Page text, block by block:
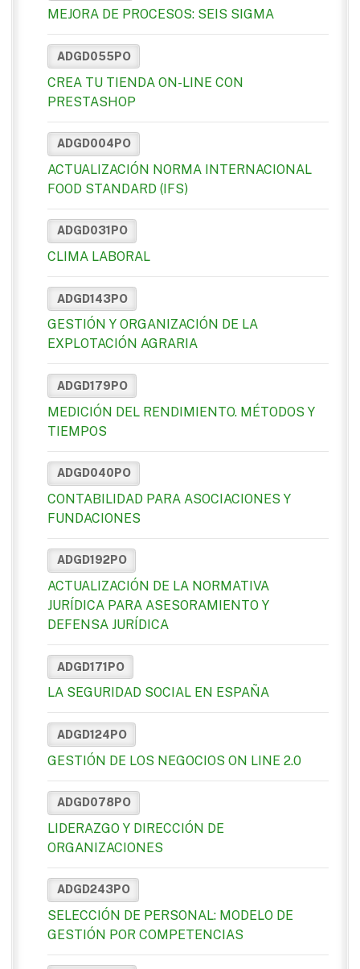
MEJORA DE PROCESOS: SEIS SIGMA
ADGD055PO
CREA TU TIENDA ON-LINE CON
PRESTASHOP
ADGD004PO
ACTUALIZACIÓN NORMA INTERNACIONAL
FOOD STANDARD (IFS)
ADGD031PO
CLIMA LABORAL
ADGD143PO
GESTIÓN Y ORGANIZACIÓN DE LA
EXPLOTACIÓN AGRARIA
ADGD179PO
MEDICIÓN DEL RENDIMIENTO. MÉTODOS Y
TIEMPOS
ADGD040PO
CONTABILIDAD PARA ASOCIACIONES Y
FUNDACIONES
ADGD192PO
ACTUALIZACIÓN DE LA NORMATIVA
JURÍDICA PARA ASESORAMIENTO Y
DEFENSA JURÍDICA
ADGD171PO
LA SEGURIDAD SOCIAL EN ESPAÑA
ADGD124PO
GESTIÓN DE LOS NEGOCIOS ON LINE 2.0
ADGD078PO
LIDERAZGO Y DIRECCIÓN DE
ORGANIZACIONES
ADGD243PO
SELECCIÓN DE PERSONAL: MODELO DE
GESTIÓN POR COMPETENCIAS